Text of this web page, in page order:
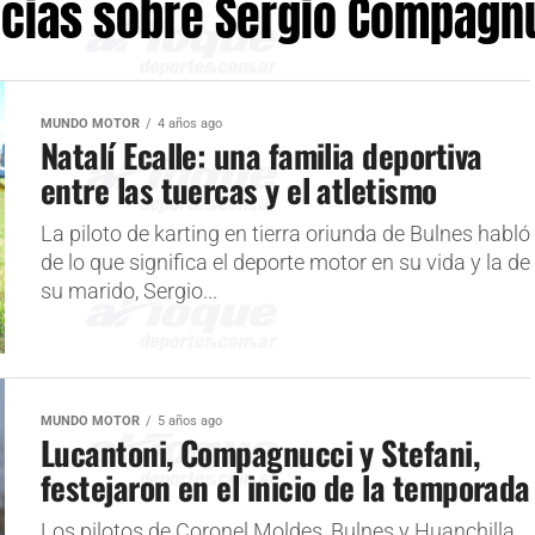
sobre Sergio
MUNDO MOTOR 4 años ago
Natalí Ecalle: una familia deportiva
entre las tuercas y el atletismo
La piloto de karting en tierra oriunda de Bulnes habló
de lo que significa el deporte motor en su vida y la de
su marido, Sergio...
MUNDO MOTOR 5 años ago
Lucantoni, Compagnucci y Stefani,
festejaron en el inicio de la temporada